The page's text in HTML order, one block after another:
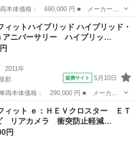
ィットハイブリッド ■ グレード
リッド ドライブレコーダー ＥＴＣ
ィットハイブリッド ハイブリッド・
アニバーサリー ハイブリッ…
2011年
郡
提携サイト 5月10日
ィットハイブリッド ■ グレード
ｈアニバーサリー ハイブリッド ＥＴ
ィット ｅ：ＨＥＶクロスター ＥＴ
リアカメラ 衝突防止軽減…
円